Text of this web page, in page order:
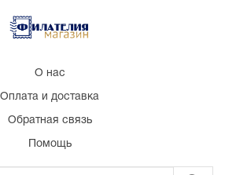
О нас
Оплата и доставка
Обратная связь
Помощь